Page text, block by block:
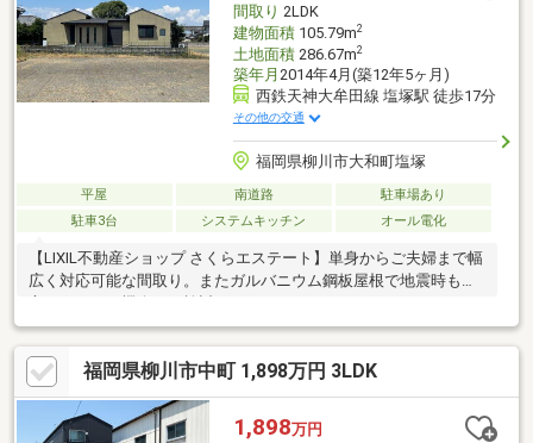
間取り 2LDK
建物面積105.79m2
土地面積286.67m2
築年月 2014年4月(築12年5ヶ月)
西鉄天神大牟田線 塩塚駅 徒歩17分
その他の交通
福岡県柳川市大和町塩塚
平屋 南道路
駐車場あり
駐車3台
システムキッチン オール電化
【LIXIL不動産ショップ さくらエステート】単身からご夫婦まで幅
広く対応可能な間取り。またガルバニウム鋼板屋根で地震時も安
福岡県柳川市中町 1,898万円 3LDK
1,898万円